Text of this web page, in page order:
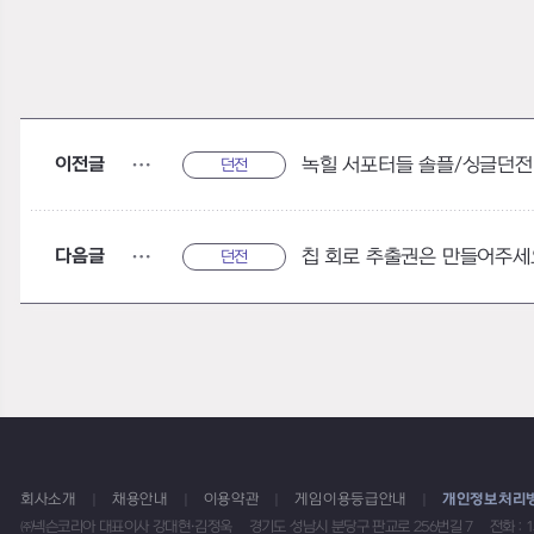
이전글 던전 녹힐 서포터들 솔플/싱글던
다음글 던전 칩 회로 추출권은 만들어주세
회사소개 채용안내 이용약관 게임이용등급안내
개인정보처리
㈜넥슨코리아 대표이사 강대현·김정욱
경기도 성남시 분당구 판교로 256번길 7 전화 :